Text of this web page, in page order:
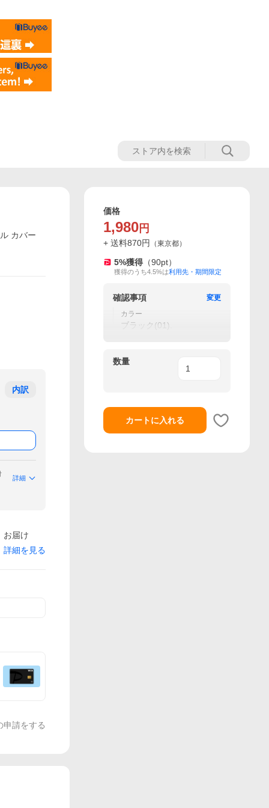
カバー
内訳
詳細
お届け
詳細を見る
申請をする
価格
1,980 円
+ 送料870円 （東京都）
5%獲得 （90pt）
獲得のうち4.5%は利用先・期間限定
確認事項
変更
カラー
ブラック(01).
数量
カートに入れる